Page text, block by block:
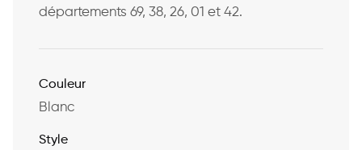
départements 69, 38, 26, 01 et 42.
Couleur
Blanc
Style